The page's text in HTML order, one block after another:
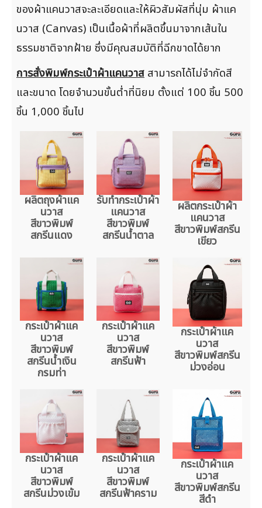
ของผ้าแคนวาสจะละเอียดและให้ผิวสัมผัสที่นุ่ม ผ้าแค
นวาส (Canvas) เป็นเนื้อผ้าที่ผลิตขึ้นมาจากเส้นใน
ธรรมชาติจากฝ้าย ซึ่งมีคุณสมบัติที่ฉีกขาดได้ยาก
การสั่งพิมพ์กระเป๋าผ้าแคนวาส สามารถได้ไม่จำกัดสี
และขนาด โดยจำนวนขั้นต่ำที่นิยม ตั้งแต่ 100 ชิ้น 500
ชิ้น 1,000 ชิ้นไป
ผลิตถุงผ้าแค
นวาส
สีขาวพิมพ์
สกรีนแดง
รับทำกระเป๋าผ้า
แคนวาส
สีขาวพิมพ์
สกรีนน้ำตาล
ผลิตกระเป๋าผ้า
แคนวาส
สีขาวพิมพ์สกรีน
เขียว
กระเป๋าผ้าแค
นวาส
สีขาวพิมพ์
สกรีนน้ำเงิน
กรมท่า
กระเป๋าผ้าแค
นวาส
สีขาวพิมพ์
สกรีนฟ้า
กระเป๋าผ้าแค
นวาส
สีขาวพิมพ์สกรีน
ม่วงอ่อน
กระเป๋าผ้าแค
นวาส
สีขาวพิมพ์
สกรีนม่วงเข้ม
กระเป๋าผ้าแค
นวาส
สีขาวพิมพ์
สกรีนฟ้าคราม
กระเป๋าผ้าแค
นวาส
สีขาวพิมพ์สกรีน
สีดำ